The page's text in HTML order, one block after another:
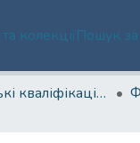
колекціїПошук
Магістерські кваліфікаційні роботи